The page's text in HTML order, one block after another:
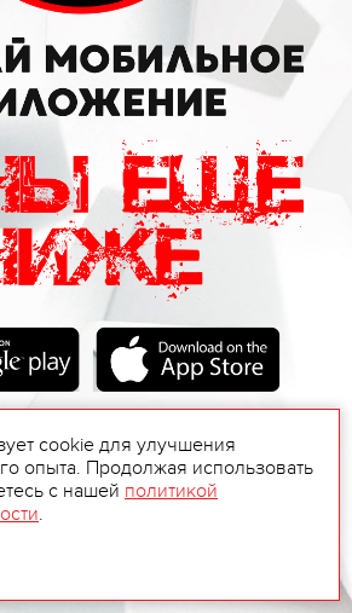
cookie для улучшения
опыта. Продолжая использовать
с нашей политикой
.